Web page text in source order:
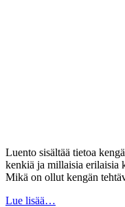
Luento sisältää tietoa
kenkiä ja millaisia erilaisia
Mikä on ollut kengän
Lue lisää…